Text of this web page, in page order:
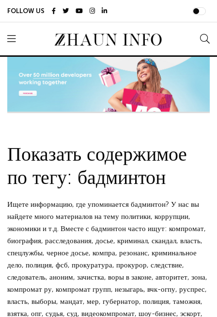
FOLLOW US
Показать содержимое
по тегу: бадминтон
Ищете информацию, где упоминается бадминтон? У нас вы
найдете много материалов на тему политики, коррупции,
экономики и т.д. Вместе с бадминтон часто ищут: компромат,
биография, расследования, досье, криминал, скандал, власть,
спецлужбы, черное досье, компра, резонанс, криминальное
дело, полиция, фсб, прокуратура, прокурор, следствие,
следователь, аноним, зачистка, воры в законе, авторитет, зона,
компромат ру, компромат групп, незыгарь, вчк-огпу, руспрес,
власть, выборы, мандат, мер, губернатор, полиция, таможня,
взятка, опг, судья, суд, видеокомпромат, шоу-бизнес, эскорт,